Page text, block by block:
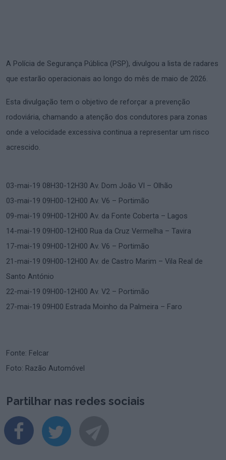
A Polícia de Segurança Pública (PSP), divulgou a lista de radares
que estarão operacionais ao longo do mês de maio de 2026.
Esta divulgação tem o objetivo de reforçar a prevenção
rodoviária, chamando a atenção dos condutores para zonas
onde a velocidade excessiva continua a representar um risco
acrescido.
03-mai-19 08H30-12H30 Av. Dom João VI – Olhão
03-mai-19 09H00-12H00 Av. V6 – Portimão
09-mai-19 09H00-12H00 Av. da Fonte Coberta – Lagos
14-mai-19 09H00-12H00 Rua da Cruz Vermelha – Tavira
17-mai-19 09H00-12H00 Av. V6 – Portimão
21-mai-19 09H00-12H00 Av. de Castro Marim – Vila Real de
Santo António
22-mai-19 09H00-12H00 Av. V2 – Portimão
27-mai-19 09H00 Estrada Moinho da Palmeira – Faro
Fonte: Felcar
Foto: Razão Automóvel
Partilhar nas redes sociais